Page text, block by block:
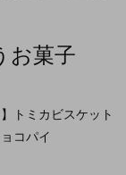
お菓子
トミカビスケット
コパイ